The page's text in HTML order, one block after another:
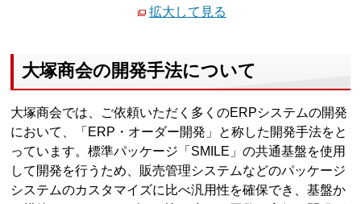
拡大して見る
大塚商会の開発手法について
大塚商会では、ご依頼いただく多くのERPシステムの開発
において、「ERP・オーダー開発」と称した開発手法をと
っています。標準パッケージ「SMILE」の共通基盤を使用
して開発を行うため、販売管理システムなどのパッケージ
システムのカスタマイズに比べ汎用性を確保でき、基盤か